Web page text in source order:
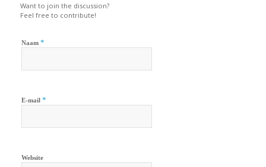
Want to join the discussion?
Feel free to contribute!
Naam *
E-mail *
Website